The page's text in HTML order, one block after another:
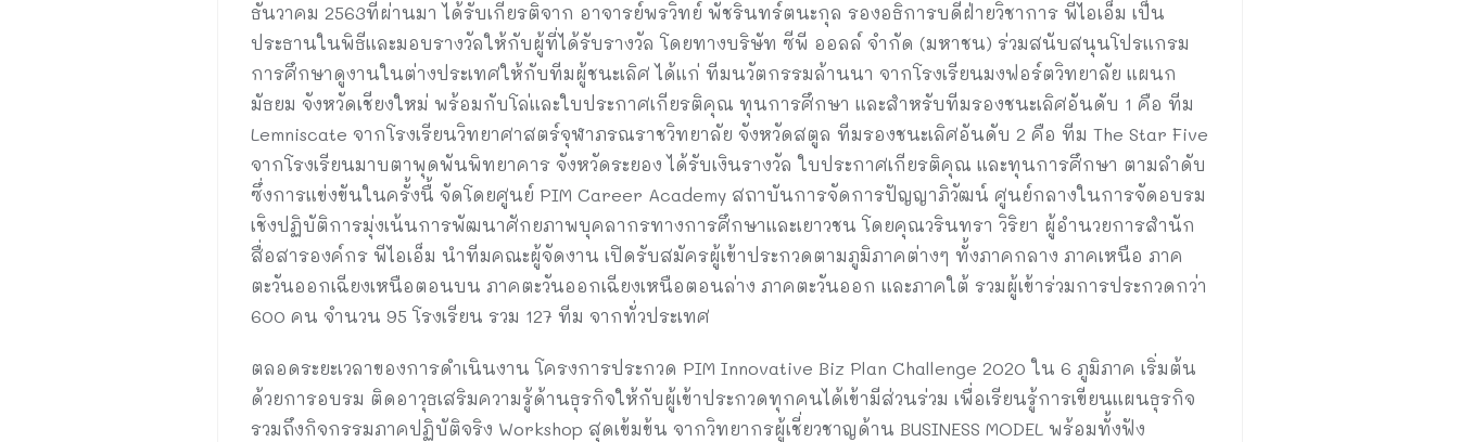
ธันวาคม 2563ที่ผ่านมา ได้รับเกียรติจาก อาจารย์พรวิทย์ พัชรินทร์ตนะกุล รองอธิการบดีฝ่ายวิชาการ พีไอเอ็ม เป็น
ประธานในพิธีและมอบรางวัลให้กับผู้ที่ได้รับรางวัล โดยทางบริษัท ซีพี ออลล์ จำกัด (มหาชน) ร่วมสนับสนุนโปรแกรม
การศึกษาดูงานในต่างประเทศให้กับทีมผู้ชนะเลิศ ได้แก่ ทีมนวัตกรรมล้านนา จากโรงเรียนมงฟอร์ตวิทยาลัย แผนก
มัธยม จังหวัดเชียงใหม่ พร้อมกับโล่และใบประกาศเกียรติคุณ ทุนการศึกษา และสำหรับทีมรองชนะเลิศอันดับ 1 คือ ทีม
Lemniscate จากโรงเรียนวิทยาศาสตร์จุฬาภรณราชวิทยาลัย จังหวัดสตูล ทีมรองชนะเลิศอันดับ 2 คือ ทีม The Star Five
จากโรงเรียนมาบตาพุดพันพิทยาคาร จังหวัดระยอง ได้รับเงินรางวัล ใบประกาศเกียรติคุณ และทุนการศึกษา ตามลำดับ
ซึ่งการแข่งขันในครั้งนื้ จัดโดยศูนย์ PIM Career Academy สถาบันการจัดการปัญญาภิวัฒน์ ศูนย์กลางในการจัดอบรม
เชิงปฏิบัติการมุ่งเน้นการพัฒนาศักยภาพบุคลากรทางการศึกษาและเยาวชน โดยคุณวรินทรา วิริยา ผู้อำนวยการสำนัก
สื่อสารองค์กร พีไอเอ็ม นำทีมคณะผู้จัดงาน เปิดรับสมัครผู้เข้าประกวดตามภูมิภาคต่างๆ ทั้งภาคกลาง ภาคเหนือ ภาค
ตะวันออกเฉียงเหนือตอนบน ภาคตะวันออกเฉียงเหนือตอนล่าง ภาคตะวันออก และภาคใต้ รวมผู้เข้าร่วมการประกวดกว่า
600 คน จำนวน 95 โรงเรียน รวม 127 ทีม จากทั่วประเทศ
ตลอดระยะเวลาของการดำเนินงาน โครงการประกวด PIM Innovative Biz Plan Challenge 2020 ใน 6 ภูมิภาค เริ่มต้น
ด้วยการอบรม ติดอาวุธเสริมความรู้ด้านธุรกิจให้กับผู้เข้าประกวดทุกคนได้เข้ามีส่วนร่วม เพื่อเรียนรู้การเขียนแผนธุรกิจ
รวมถึงกิจกรรมภาคปฏิบัติจริง Workshop สุดเข้มข้น จากวิทยากรผู้เชี่ยวชาญด้าน BUSINESS MODEL พร้อมทั้งฟัง